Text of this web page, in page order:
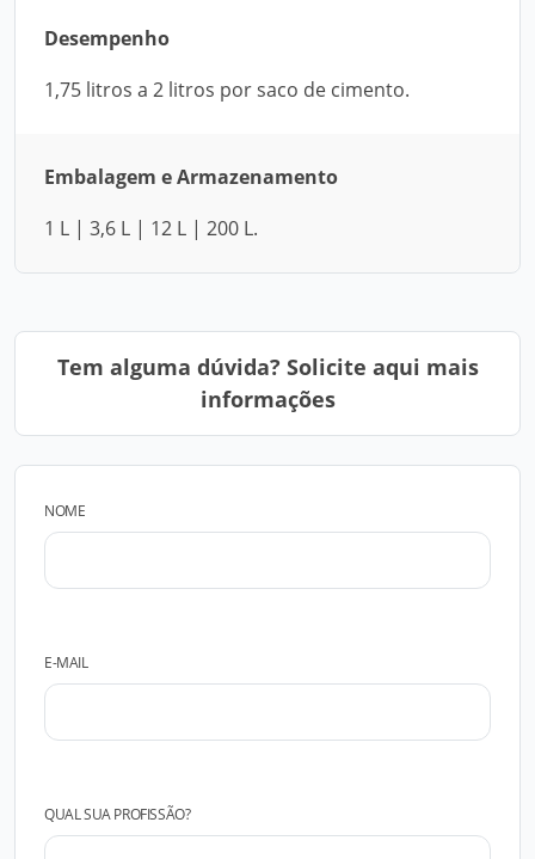
Desempenho
1,75 litros a 2 litros por saco de cimento.
Embalagem e Armazenamento
1 L | 3,6 L | 12 L | 200 L.
Tem alguma dúvida? Solicite aqui mais
informações
NOME
E-MAIL
QUAL SUA PROFISSÃO?